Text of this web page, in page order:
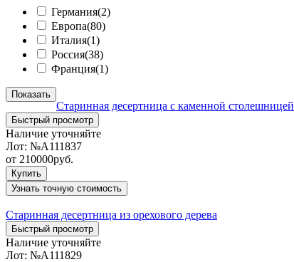
Германия(2)
Европа(80)
Италия(1)
Россия(38)
Франция(1)
Показать
Старинная десертница с каменной столешницей
Быстрый просмотр
Наличие уточняйте
Лот: №А111837
от 210000руб.
Купить
Узнать точную стоимость
Старинная десертница из орехового дерева
Быстрый просмотр
Наличие уточняйте
Лот: №А111829